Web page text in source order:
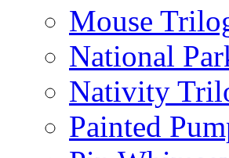
Mouse
National
Nativity
Painted